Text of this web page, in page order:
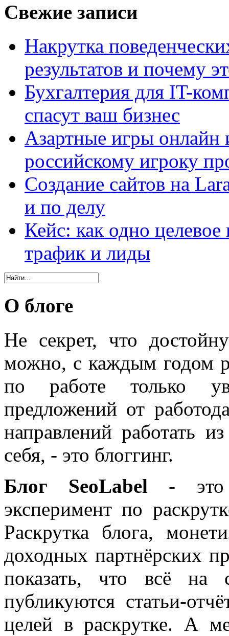
Свежие записи
Накрутка
результатов и почему
Бухгалтерия для IT-
спасут ваш бизнес
Азартные игры онлайн
российскому игроку
Создание сайтов на
и по делу
Кейс: как одно
трафик и лиды
О блоге
Не секрет, что
можно, с каждым годом
по работе только
предложений от
направлений работать
себя, - это блоггинг.
Блог SeoLabel - это
эксперимент по
Раскрутка блога,
доходных партнёрских
показать, что всё на
публикуются статьи-
целей в раскрутке. А